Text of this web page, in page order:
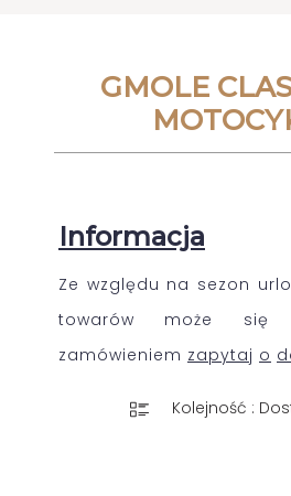
GMOLE
Informacja
Ze względu na sezon
towarów może się
zamówieniem zapytaj o
Kolejność :